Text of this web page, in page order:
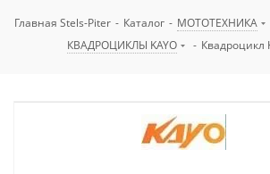
Главная Stels-Piter - Каталог - МОТОТЕХНИКА
КВАДРОЦИКЛЫ KAYO
- Квадроцикл